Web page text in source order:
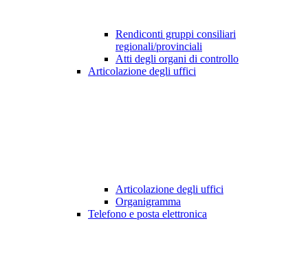
Rendiconti gruppi consiliari
regionali/provinciali
Atti degli organi di controllo
Articolazione degli uffici
Articolazione degli uffici
Organigramma
Telefono e posta elettronica